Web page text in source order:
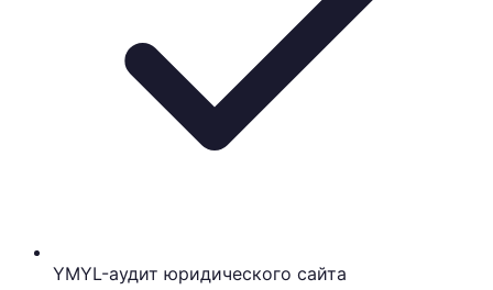
YMYL-аудит юридического сайта